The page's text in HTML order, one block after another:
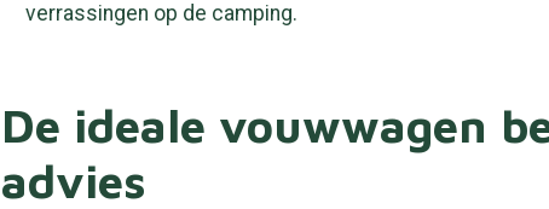
verrassingen op de camping.
De ideale vouwwagen
advies